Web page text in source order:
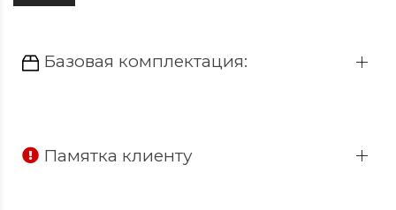
Базовая комплектация:
Памятка клиенту